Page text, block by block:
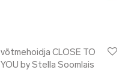
võtmehoidja CLOSE TO
YOU by Stella Soomlais